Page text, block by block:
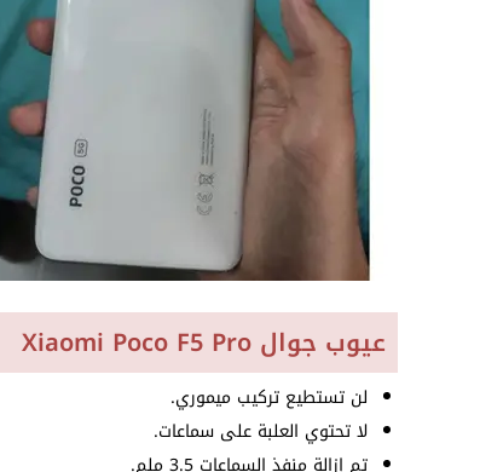
عيوب جوال Xiaomi Poco F5 Pro
لن تستطيع تركيب ميموري.
لا تحتوي العلبة على سماعات.
تم إزالة منفذ السماعات 3.5 ملم.